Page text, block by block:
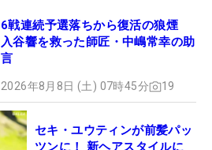
6戦連続予選落ちから復活の狼煙
入谷響を救った師匠・中嶋常幸の助
言
2026年8月8日 (土) 07時45分 19
セキ・ユウティンが前髪パッ